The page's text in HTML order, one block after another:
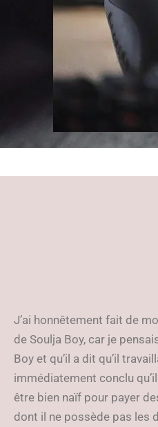
J’ai honnêtement fait de
de Soulja Boy, car je
Boy et qu’il a dit qu’il
immédiatement conclu
être bien naïf pour payer
dont il ne possède pas les